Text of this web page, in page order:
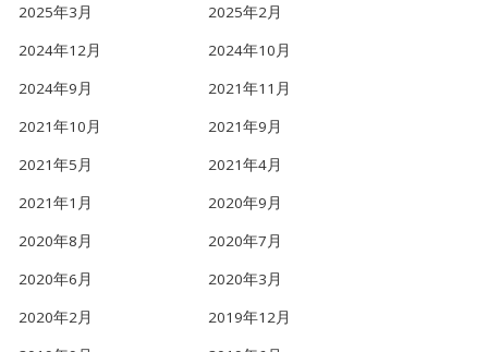
2025年3月
2025年2月
2024年12月
2024年10月
2024年9月
2021年11月
2021年10月
2021年9月
2021年5月
2021年4月
2021年1月
2020年9月
2020年8月
2020年7月
2020年6月
2020年3月
2020年2月
2019年12月